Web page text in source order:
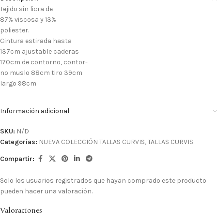
Tejido sin licra de
87% viscosa y 13%
poliester.
Cintura estirada hasta
137cm ajustable caderas
170cm de contorno, contor-
no muslo 88cm tiro 39cm
largo 98cm
Información adicional
SKU: N/D
Categorías: NUEVA COLECCIÓN TALLAS CURVIS,TALLAS CURVIS
Compartir:
Valoraciones
Solo los usuarios registrados que hayan comprado este producto
pueden hacer una valoración.